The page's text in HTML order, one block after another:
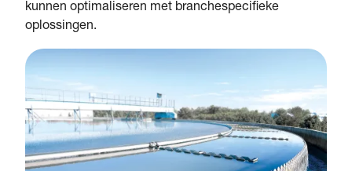
kunnen optimaliseren met branchespecifieke
oplossingen.